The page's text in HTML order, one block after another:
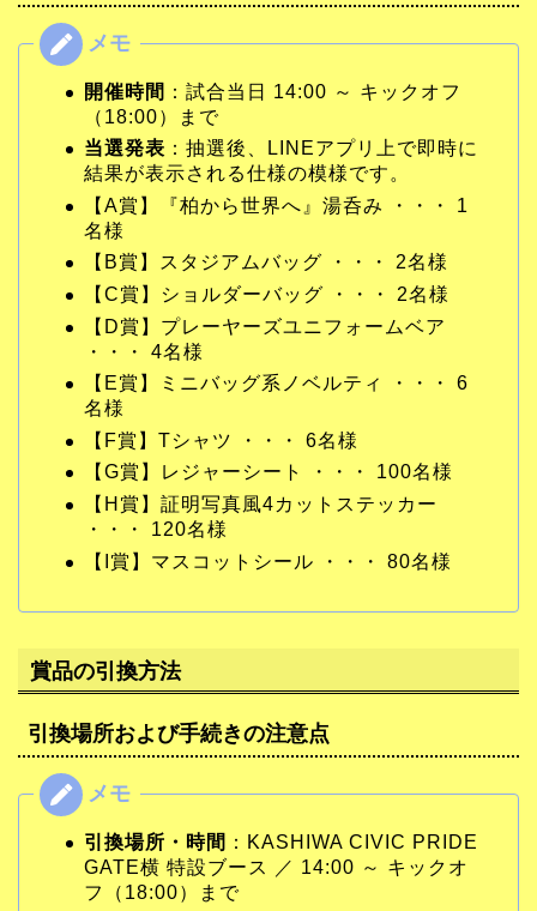
開催時間 ：試合当日 14:00 ～ キックオフ
（18:00）まで
当選発表 ：抽選後、LINEアプリ上で即時に
結果が表示される仕様の模様です。
【A賞】『柏から世界へ』湯呑み ・・・ 1
名様
【B賞】スタジアムバッグ ・・・ 2名様
【C賞】ショルダーバッグ ・・・ 2名様
【D賞】プレーヤーズユニフォームベア
・・・ 4名様
【E賞】ミニバッグ系ノベルティ ・・・ 6
名様
【F賞】Tシャツ ・・・ 6名様
【G賞】レジャーシート ・・・ 100名様
【H賞】証明写真風4カットステッカー
・・・ 120名様
【I賞】マスコットシール ・・・ 80名様
賞品の引換方法
引換場所および手続きの注意点
引換場所・時間 ：KASHIWA CIVIC PRIDE
GATE横 特設ブース ／ 14:00 ～ キックオ
フ（18:00）まで